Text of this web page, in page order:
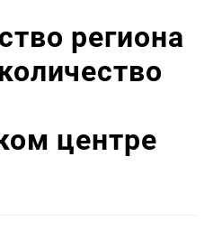
региона
центре